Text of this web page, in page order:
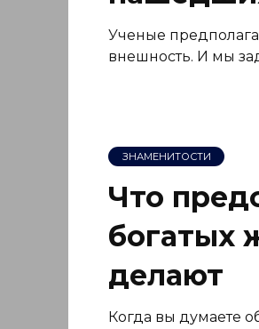
Ученые
внешность. И мы
ЗНАМЕНИТОСТИ
Что
богатых
делают
Когда вы думаете